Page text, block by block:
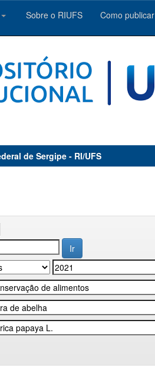
Sobre o RIUFS Como publicar
de Sergipe - RI/UFS